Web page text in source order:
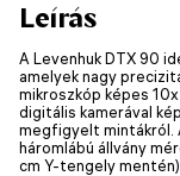
Leírás
A Levenhuk DTX 90
amelyek nagy
mikroszkóp képes
digitális kamerával
megfigyelt mintákról.
háromlábú állvány
cm Y-tengely mentén).